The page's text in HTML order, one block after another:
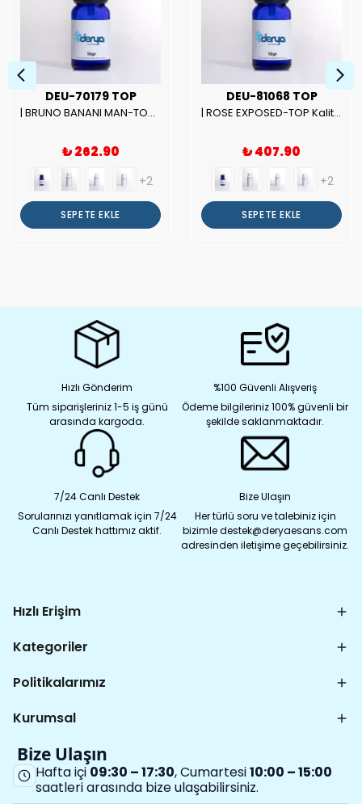
DEU-70179 TOP
| BRUNO BANANI MAN-TOP Kalite Erkek Parfüm Esansı.|
₺ 262.90
+2
SEPETE EKLE
DEU-81068 TOP
| ROSE EXPOSED-TOP Kalite Unısex Parfüm Esansı.|
₺ 407.90
+2
SEPETE EKLE
Hızlı Gönderim
Tüm siparişleriniz 1-5 iş günü
arasında kargoda.
%100 Güvenli Alışveriş
Ödeme bilgileriniz 100% güvenli bir
şekilde saklanmaktadır.
7/24 Canlı Destek
Sorularınızı yanıtlamak için 7/24
Canlı Destek hattımız aktif.
Bize Ulaşın
Her türlü soru ve talebiniz için
bizimle destek@deryaesans.com
adresinden iletişime geçebilirsiniz.
Hızlı Erişim
Kategoriler
Politikalarımız
Kurumsal
Bize Ulaşın
Hafta içi 09:30 – 17:30, Cumartesi10:00 – 15:00
saatleri arasında bize ulaşabilirsiniz.